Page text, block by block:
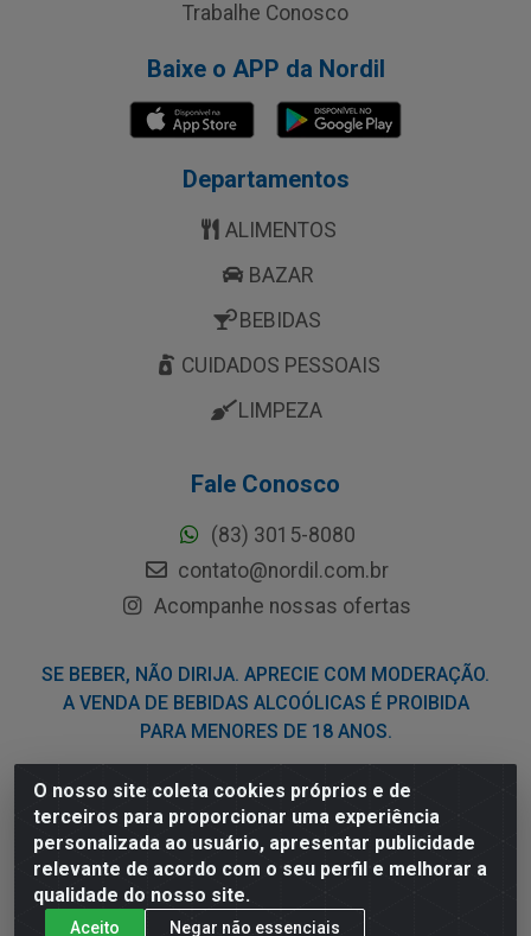
O nosso site coleta cookies próprios e de
terceiros para proporcionar uma experiência
personalizada ao usuário, apresentar publicidade
relevante de acordo com o seu perfil e melhorar a
qualidade do nosso site.
Aceito Negar não essenciais
Trabalhe Conosco
Baixe o APP da Nordil
Departamentos
ALIMENTOS
BAZAR
BEBIDAS
CUIDADOS PESSOAIS
LIMPEZA
Fale Conosco
(83) 3015-8080
contato@nordil.com.br
Acompanhe nossas ofertas
SE BEBER, NÃO DIRIJA. APRECIE COM MODERAÇÃO.
A VENDA DE BEBIDAS ALCOÓLICAS É PROIBIDA
PARA MENORES DE 18 ANOS.
Nordil Distribuidora - Avenida Liberdade, 2738, Bloco F -
Sesi - Bayeux/PB - CEP 58.111-400 - CNPJ
03.775.813/0001-41